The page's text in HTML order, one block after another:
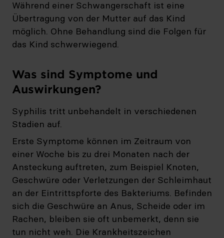
Während einer Schwangerschaft ist eine
Übertragung von der Mutter auf das Kind
möglich. Ohne Behandlung sind die Folgen für
das Kind schwerwiegend.
Was sind Symptome und
Auswirkungen?
Syphilis tritt unbehandelt in verschiedenen
Stadien auf.
Erste Symptome können im Zeitraum von
einer Woche bis zu drei Monaten nach der
Ansteckung auftreten, zum Beispiel Knoten,
Geschwüre oder Verletzungen der Schleimhaut
an der Eintrittspforte des Bakteriums. Befinden
sich die Geschwüre an Anus, Scheide oder im
Rachen, bleiben sie oft unbemerkt, denn sie
tun nicht weh. Die Krankheitszeichen